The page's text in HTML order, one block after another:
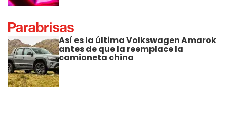
Así es la última Volkswagen Amarok
antes de que la reemplace la
camioneta china